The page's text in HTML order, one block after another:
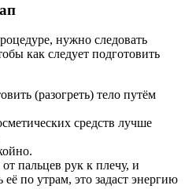
нужно следовать
как следует подготовить
(разогреть) тело путём
средств лучше
пальцев рук к плечу, и
по утрам, это задаст энергию